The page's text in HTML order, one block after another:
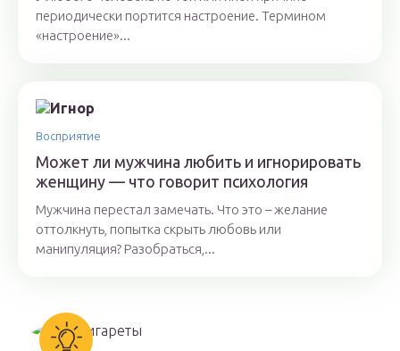
периодически портится настроение. Термином
«настроение»...
Восприятие
Может ли мужчина любить и игнорировать
женщину — что говорит психология
Мужчина перестал замечать. Что это – желание
оттолкнуть, попытка скрыть любовь или
манипуляция? Разобраться,...